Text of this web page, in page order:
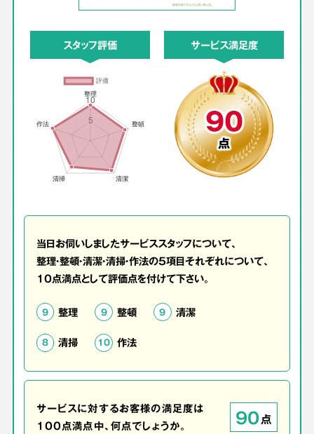
スタッフ評価 サービス満足度
90
点
当日お伺いしましたサービススタッフについて、
整理・整頓・清潔・清掃・作法の5項目それぞれについて、
10点満点として評価点を付けて下さい。
9 整理 9 整頓 9 清潔
8 清掃 10 作法
サービスに対するお客様の満足度は
100点満点中、何点でしょうか。
90点